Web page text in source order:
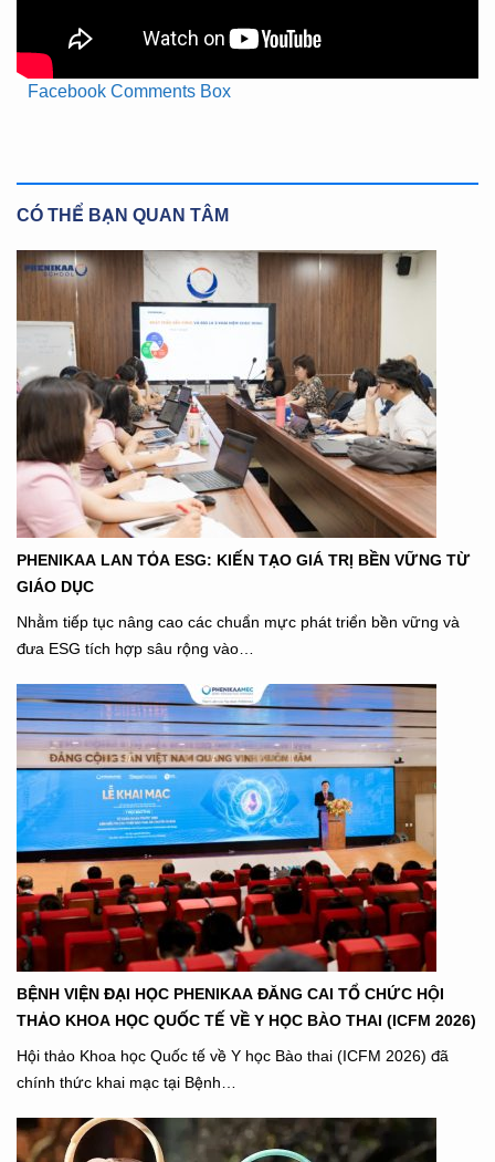
Facebook Comments Box
CÓ THỂ BẠN QUAN TÂM
PHENIKAA LAN TỎA ESG: KIẾN TẠO GIÁ TRỊ BỀN VỮNG TỪ
GIÁO DỤC
Nhằm tiếp tục nâng cao các chuẩn mực phát triển bền vững và
đưa ESG tích hợp sâu rộng vào…
BỆNH VIỆN ĐẠI HỌC PHENIKAA ĐĂNG CAI TỔ CHỨC HỘI
THẢO KHOA HỌC QUỐC TẾ VỀ Y HỌC BÀO THAI (ICFM 2026)
Hội thảo Khoa học Quốc tế về Y học Bào thai (ICFM 2026) đã
chính thức khai mạc tại Bệnh…